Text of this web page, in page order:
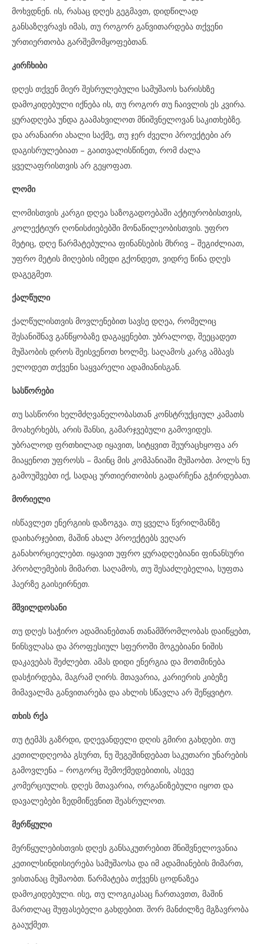
მოხვდნენ. ის, რასაც დღეს გეგმავთ, დიდწილად
განსაზღვრავს იმას, თუ როგორ განვითარდება თქვენი
ურთიერთობა გარშემომყოფებთან.
კირჩხიბი
დღეს თქვენ მიერ შესრულებული სამუშაოს ხარისხზე
დამოკიდებული იქნება ის, თუ როგორ თუ ჩაივლის ეს კვირა.
ყურადღება უნდა გაამახვილოთ მნიშვნელოვან საკითხებზე.
და არანაირი ახალი საქმე, თუ ჯერ ძველი პროექტები არ
დაგისრულებიათ – გაითვალისწინეთ, რომ ძალა
ყველაფრისთვის არ გეყოფათ.
ლომი
ლომისთვის კარგი დღეა საზოგადოებაში აქტიურობისთვის,
კოლექტიურ ღონისძიებებში მონაწილეობისთვის. უფრო
მეტიც, დღე წარმატებულია ფინანსების მხრივ – შეგიძლიათ,
უფრო მეტის მიღების იმედი გქონდეთ, ვიდრე წინა დღეს
დაგეგმეთ.
ქალწული
ქალწულისთვის მოვლენებით სავსე დღეა, რომელიც
შესანიშნავ განწყობაზე დაგაყენებთ. უბრალოდ, შეეცადეთ
მუშაობის დროს შეისვენოთ ხოლმე. საღამოს კარგ ამბავს
ელოდეთ თქვენი საყვარელი ადამიანისგან.
სასწორები
თუ სასწორი ხელმძღვანელობასთან კონსტრუქციულ კამათს
მოახერხებს, არის შანსი, გამარჯვებული გამოვიდეს.
უბრალოდ ფრთხილად იყავით, სიტყვით შეურაცხყოფა არ
მიაყენოთ უფროსს – მაინც მის კომპანიაში მუშაობთ. პოლს ნუ
გამოუშვებთ იქ, სადაც ურთიერთობის გადარჩენა გჭირდებათ.
მორიელი
ისწავლეთ ენერგიის დაზოგვა. თუ ყველა წვრილმანზე
დაიხარჯებით, მაშინ ახალ პროექტებს ვეღარ
განახორციელებთ. იყავით უფრო ყურადღებიანი ფინანსური
პრობლემების მიმართ. საღამოს, თუ შესაძლებელია, სუფთა
ჰაერზე გაისეირნეთ.
მშვილდოსანი
თუ დღეს საჭირო ადამიანებთან თანამშრომლობას დაიწყებთ,
წინსვლასა და პროფესიულ სფეროში მოგებიანი ნიშის
დაკავებას შეძლებთ. ამას დიდი ენერგია და მოთმინება
დასჭირდება, მაგრამ ღირს. მთავარია, კარიერის კიბეზე
მიმავალმა განვითარება და ახლის სწავლა არ შეწყვიტო.
თხის რქა
თუ ტემპს გაზრდი, დღევანდელი დღის გმირი გახდები. თუ
კეთილდღეობა გსურთ, ნუ შეგეშინდებათ საკუთარი უნარების
გამოვლენა – როგორც შემოქმედებითის, ასევე
კომერციულის. დღეს მთავარია, ორგანიზებული იყოთ და
დავალებები ზედმიწევნით შეასრულოთ.
მერწყული
მერწყულებისთვის დღეს განსაკუთრებით მნიშვნელოვანია
კეთილსინდისიერება სამუშაოსა და იმ ადამიანების მიმართ,
ვისთანაც მუშაობთ. წარმატება თქვენს ცოდნაზეა
დამოკიდებული. ისე, თუ ლოგიკასაც ჩართავთთ, მაშინ
მართლაც შუფასებელი გახდებით. შორ მანძილზე მგზავრობა
გააუქმეთ.